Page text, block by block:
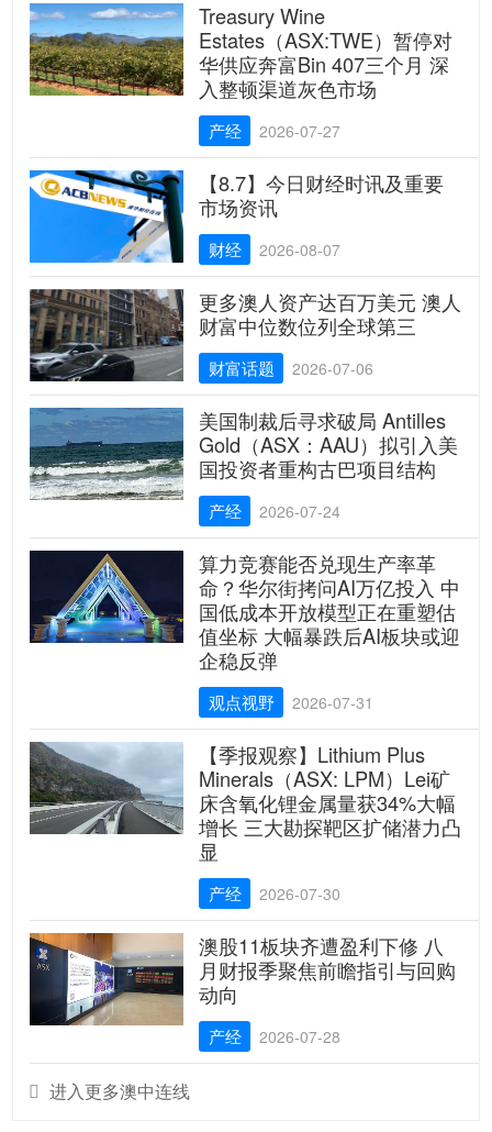
Treasury Wine
Estates（ASX:TWE）暂停对
华供应奔富Bin 407三个月 深
入整顿渠道灰色市场
产经 2026-07-27
【8.7】今日财经时讯及重要
市场资讯
财经 2026-08-07
更多澳人资产达百万美元 澳人
财富中位数位列全球第三
财富话题 2026-07-06
美国制裁后寻求破局 Antilles
Gold（ASX：AAU）拟引入美
国投资者重构古巴项目结构
产经 2026-07-24
算力竞赛能否兑现生产率革
命？华尔街拷问AI万亿投入 中
国低成本开放模型正在重塑估
值坐标 大幅暴跌后AI板块或迎
企稳反弹
观点视野 2026-07-31
【季报观察】Lithium Plus
Minerals（ASX: LPM）Lei矿
床含氧化锂金属量获34%大幅
增长 三大勘探靶区扩储潜力凸
显
产经 2026-07-30
澳股11板块齐遭盈利下修 八
月财报季聚焦前瞻指引与回购
动向
产经 2026-07-28
 进入更多澳中连线